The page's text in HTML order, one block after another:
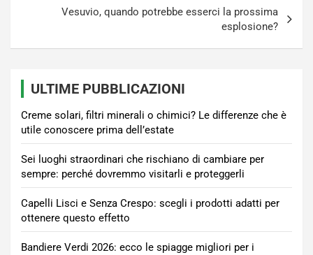
Vesuvio, quando potrebbe esserci la prossima
esplosione?
ULTIME PUBBLICAZIONI
Creme solari, filtri minerali o chimici? Le differenze che è
utile conoscere prima dell’estate
Sei luoghi straordinari che rischiano di cambiare per
sempre: perché dovremmo visitarli e proteggerli
Capelli Lisci e Senza Crespo: scegli i prodotti adatti per
ottenere questo effetto
Bandiere Verdi 2026: ecco le spiagge migliori per i